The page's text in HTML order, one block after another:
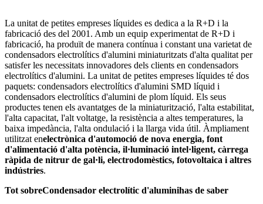
La unitat de petites empreses líquides es dedica a la R+D i la
fabricació des del 2001. Amb un equip experimentat de R+D i
fabricació, ha produït de manera contínua i constant una varietat de
condensadors electrolítics d'alumini miniaturitzats d'alta qualitat per
satisfer les necessitats innovadores dels clients en condensadors
electrolítics d'alumini. La unitat de petites empreses líquides té dos
paquets: condensadors electrolítics d'alumini SMD líquid i
condensadors electrolítics d'alumini de plom líquid. Els seus
productes tenen els avantatges de la miniaturització, l'alta estabilitat,
l'alta capacitat, l'alt voltatge, la resistència a altes temperatures, la
baixa impedància, l'alta ondulació i la llarga vida útil. Àmpliament
utilitzat enelectrònica d'automoció de nova energia, font
d'alimentació d'alta potència, il·luminació intel·ligent, càrrega
ràpida de nitrur de gal·li, electrodomèstics, fotovoltaica i altres
indústries.
Tot sobreCondensador electrolític d'aluminihas de saber